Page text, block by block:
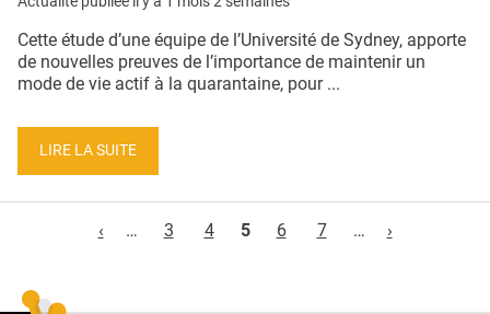
Cette étude d’une équipe de l’Université de Sydney, apporte
de nouvelles preuves de l’importance de maintenir un
mode de vie actif à la quarantaine, pour ...
LIRE LA SUITE
‹
… 3 4 5 6 7 … ›